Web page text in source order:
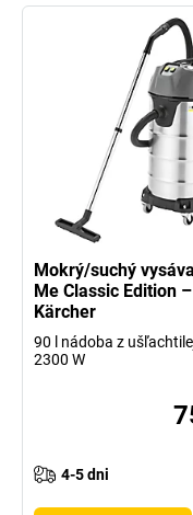
Mokrý/suchý
Me Classic Edition –
Kärcher
90 l nádoba z
2300 W
4-5 dni